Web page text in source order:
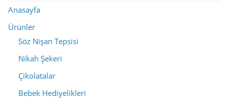
Anasayfa
Ürünler
Söz Nişan Tepsisi
Nikah Şekeri
Çikolatalar
Bebek Hediyelikleri